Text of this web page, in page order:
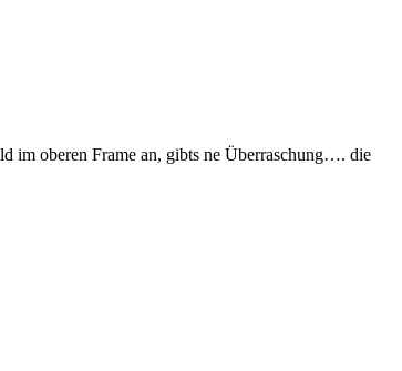
im oberen Frame an, gibts ne Überraschung…. die